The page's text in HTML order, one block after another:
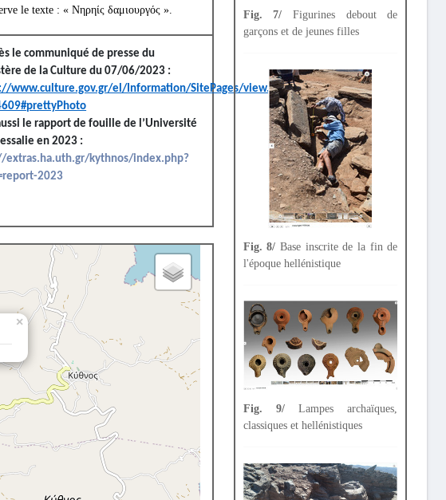
le texte : « Νηρηίς δαμιουργός ».
le communiqué de presse du
de la Culture du 07/06/2023 :
www.culture.gov.gr/el/Information/SitePages/view.aspx?
le rapport de fouille de l’Université
en 2023 :
extras.ha.uth.gr/kythnos/index.php?
2023
×
Fig. 7/ Figurines debout de
garçons et de jeunes filles
Fig. 8/ Base inscrite de la fin de
l'époque hellénistique
Fig. 9/Lampes archaïques,
classiques et hellénistiques